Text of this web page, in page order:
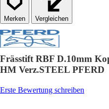
Vergleichen
Frässtift RBF D.10mm
HM Verz.STEEL PFERD
Erste Bewertung schreiben